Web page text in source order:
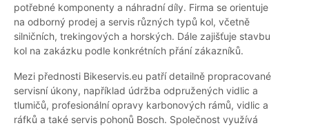
potřebné komponenty a náhradní díly. Firma se orientuje
na odborný prodej a servis různých typů kol, včetně
silničních, trekingových a horských. Dále zajišťuje stavbu
kol na zakázku podle konkrétních přání zákazníků.
Mezi přednosti Bikeservis.eu patří detailně propracované
servisní úkony, například údržba odpružených vidlic a
tlumičů, profesionální opravy karbonových rámů, vidlic a
ráfků a také servis pohonů Bosch. Společnost využívá